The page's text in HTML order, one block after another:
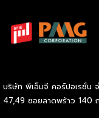
ข้อมูลพื้นฐานที่จำเป็นต่
ที่เราต้องศึกษาให้รอ
คอยให้มูลค่าของสิ่งนี้ป
นี้ได้รับการยกย่องให้
Haven เนื่องจากมีมู
บริษัท พีเอ็มจี คอร์ปอเรชั่น
47,49 ซอยลาดพร้าว 140